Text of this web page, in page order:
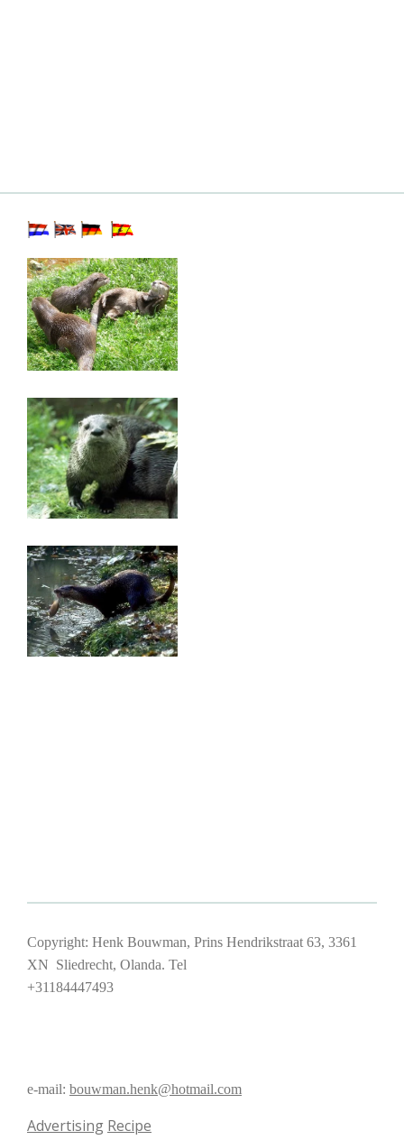
Copyright: Henk Bouwman, Prins Hendrikstraat 63, 3361
XN Sliedrecht, Olanda. Tel
+31184447493
e-mail: bouwman.henk@hotmail.com
Advertising Recipe